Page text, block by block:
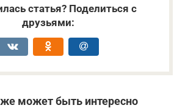
статья? Поделиться с
друзьями:
может быть интересно